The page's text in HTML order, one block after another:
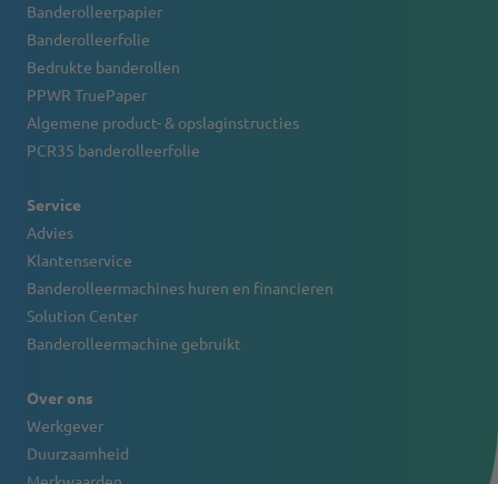
Banderolleerpapier
Banderolleerfolie
Bedrukte banderollen
PPWR TruePaper
Algemene product- & opslaginstructies
PCR35 banderolleerfolie
Service
Advies
Klantenservice
Banderolleermachines huren en financieren
Solution Center
Banderolleermachine gebruikt
Over ons
Werkgever
Duurzaamheid